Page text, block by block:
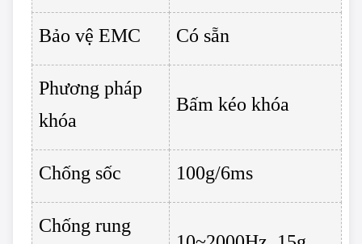
Bảo vệ EMC Có sẵn
Phương pháp
khóa
Bấm kéo khóa
Chống sốc 100g/6ms
Chống rung